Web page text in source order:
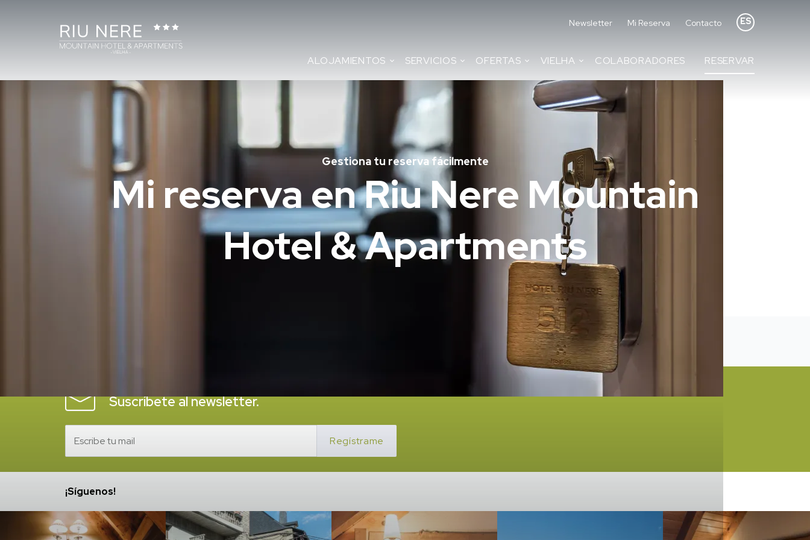
Newsletter Mi Reserva Contacto ES
ALOJAMIENTOS SERVICIOS OFERTAS VIELHA COLABORADORES RESERVAR
Gestiona tu reserva fácilmente
Mi reserva en Riu Nere Mountain
Hotel & Apartments
Suscríbete al newsletter.
Regístrame
¡Síguenos!